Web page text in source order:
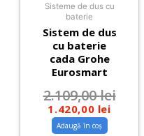
Sisteme de dus cu
baterie
Sistem de dus
cu baterie
cada Grohe
Eurosmart
2.109,00lei
1.420,00 lei
Adaugă în coș